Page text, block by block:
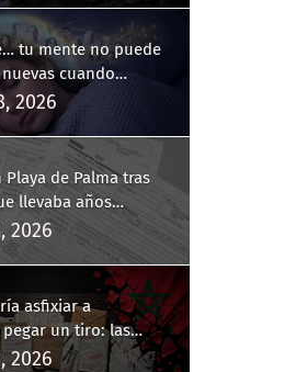
tu mente no puede
cuando
2026
Playa de Palma tras
llevaba años
de otra persona
2026
asfixiar a
un tiro: las
su economía
2026